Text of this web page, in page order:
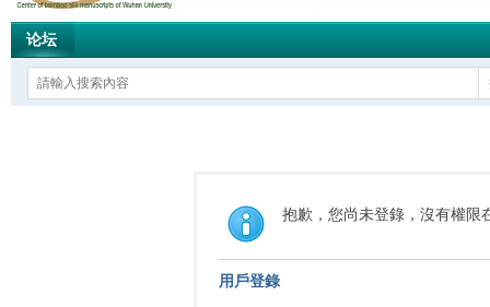
论坛
抱歉，您尚未登錄，沒有權限
用戶登錄